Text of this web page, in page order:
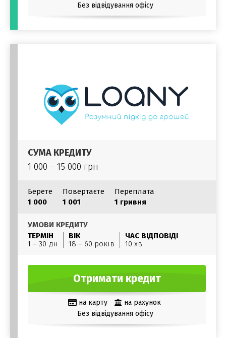
Без відвідування офісу
СУМА КРЕДИТУ
1 000 – 15 000 грн
Берете
1 000
Повертаєте
1 001
Переплата
1 гривня
УМОВИ КРЕДИТУ
ТЕРМІН
1 – 30 дн
ВІК
18 – 60 років
ЧАС ВІДПОВІДІ
10 хв
Отримати кредит
на карту
на рахунок
Без відвідування офісу